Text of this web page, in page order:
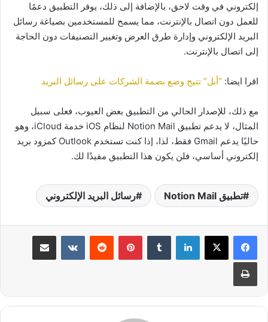
إلكتروني في وقت لاحق، بالإضافة إلى ذلك، يوفر التطبيق دعمًا
للعمل دون اتصال بالإنترنت، مما يسمح للمستخدمين بصياغة رسائل
البريد الإلكتروني وإدارة طرق العرض وتغيير التصنيفات دون الحاجة
إلى اتصال بالإنترنت.
اقرا ايضا: “أبل” تتيح وضع بصمة الشركات على رسائل البريد
مع ذلك، للإصدار الحالي من التطبيق بعض العيوب، فعلى سبيل
المثال، لا يدعم تطبيق Notion Mail لنظام iOS خدمة iCloud، وهو
حاليًا يدعم Gmail فقط، لذا، إذا كنت تستخدم Outlook كمزود بريد
إلكتروني أساسي، فلن يكون هذا التطبيق مفيدًا لك.
تطبيق Notion Mail رسائل البريد الإلكتروني
لينكدإن بينتيريست مشاركة عبر البريد
طباعة